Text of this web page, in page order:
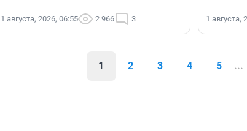
1 августа, 2026, 06:55 2 966 3 1 августа,
1 2 3 4 5 ...